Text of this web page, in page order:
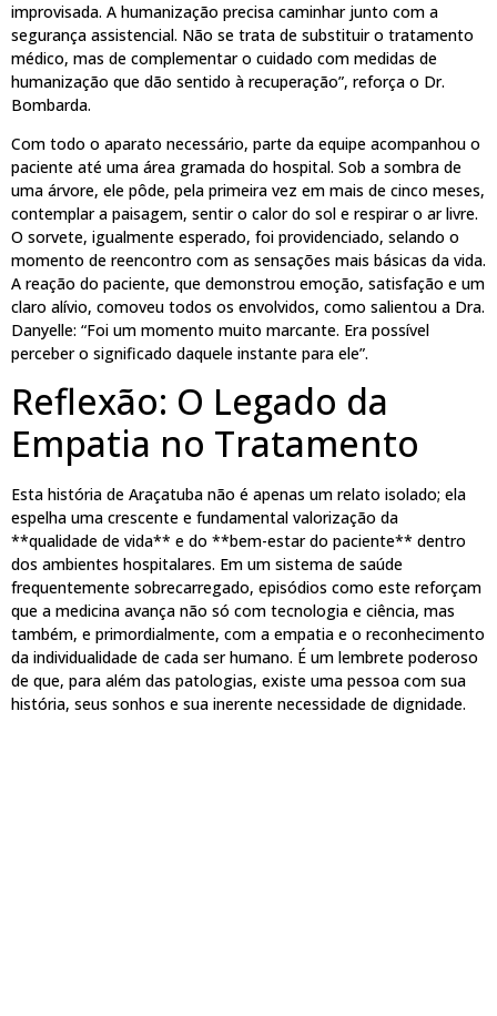
improvisada. A humanização precisa caminhar junto com a
segurança assistencial. Não se trata de substituir o tratamento
médico, mas de complementar o cuidado com medidas de
humanização que dão sentido à recuperação”, reforça o Dr.
Bombarda.
Com todo o aparato necessário, parte da equipe acompanhou o
paciente até uma área gramada do hospital. Sob a sombra de
uma árvore, ele pôde, pela primeira vez em mais de cinco meses,
contemplar a paisagem, sentir o calor do sol e respirar o ar livre.
O sorvete, igualmente esperado, foi providenciado, selando o
momento de reencontro com as sensações mais básicas da vida.
A reação do paciente, que demonstrou emoção, satisfação e um
claro alívio, comoveu todos os envolvidos, como salientou a Dra.
Danyelle: “Foi um momento muito marcante. Era possível
perceber o significado daquele instante para ele”.
Reflexão: O Legado da
Empatia no Tratamento
Esta história de Araçatuba não é apenas um relato isolado; ela
espelha uma crescente e fundamental valorização da
**qualidade de vida** e do **bem-estar do paciente** dentro
dos ambientes hospitalares. Em um sistema de saúde
frequentemente sobrecarregado, episódios como este reforçam
que a medicina avança não só com tecnologia e ciência, mas
também, e primordialmente, com a empatia e o reconhecimento
da individualidade de cada ser humano. É um lembrete poderoso
de que, para além das patologias, existe uma pessoa com sua
história, seus sonhos e sua inerente necessidade de dignidade.